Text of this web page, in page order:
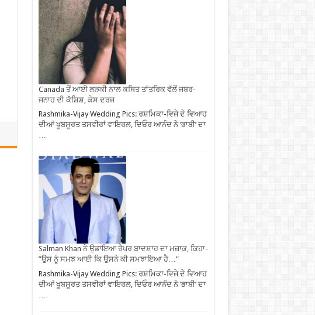
Canada ਤੋਂ ਆਈ ਲੜਕੀ ਨਾਲ ਕਥਿਤ ਤਾਂਤਰਿਕ ਵੱਲੋਂ ਜਬਰ-
ਜਨਾਹ ਦੀ ਕੋਸ਼ਿਸ਼, ਕੇਸ ਦਰਜ
Rashmika-Vijay Wedding Pics: ਰਸ਼ਮਿਕਾ-ਵਿਜੇ ਦੇ ਵਿਆਹ
ਦੀਆਂ ਖੂਬਸੂਰਤ ਤਸਵੀਰਾਂ ਵਾਇਰਲ, ਦਿਓਰ ਆਨੰਦ ਨੇ ‘ਭਾਬੀ’ ਦਾ
…
Salman Khan ਨੇ ਉਡਾਇਆ ਰੈਪਰ ਬਾਦਸ਼ਾਹ ਦਾ ਮਜ਼ਾਕ, ਕਿਹਾ-
”ਉਸ ਨੂੰ ਸਮਝ ਆਈ ਕਿ ਉਸਨੇ ਕੀ ਸਮਝਾਇਆ ਹੈ…”
Rashmika-Vijay Wedding Pics: ਰਸ਼ਮਿਕਾ-ਵਿਜੇ ਦੇ ਵਿਆਹ
ਦੀਆਂ ਖੂਬਸੂਰਤ ਤਸਵੀਰਾਂ ਵਾਇਰਲ, ਦਿਓਰ ਆਨੰਦ ਨੇ ‘ਭਾਬੀ’ ਦਾ